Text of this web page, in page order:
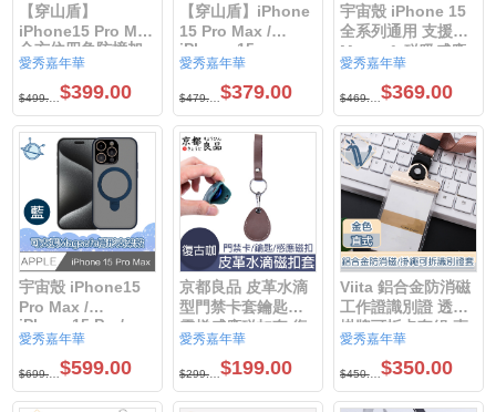
【穿山盾】
iPhone15 Pro Max
全方位四角防撞加
厚防滑手機殼
iPhone 15 Pro
Max / iPhone 15
Pro / iPhone 15
plus / iPhone 15
愛秀嘉年華
$499.00$399.00
【穿山盾】iPhone
15 Pro Max /
iPhone 15
Pro/iPhone
15plus / iPhone
15 高防護透明磨砂
TPU防摔手機殼 黑
色
愛秀嘉年華
$479.00 $379.00
宇宙殼 iPhone 15
全系列通用 支援
Magsafe磁吸感應
皮革卡套 赭紅
愛秀嘉年華
$469.00 $369.00
宇宙殼 iPhone15
Pro Max /
iPhone15 Pro/
iPhone15 Plus / 全
面防摔可支援
Magsafe隱形支架
保護殼 藍 /黑色
愛秀嘉年華
$699.00$599.00
京都良品 皮革水滴
型門禁卡套鑰匙扣
電梯感應磁扣套 復
古/ 藏藍/復古咖 /黑
色
愛秀嘉年華
$299.00 $199.00
Viita 鋁合金防消磁
工作證識別證 透明
掛牌可拆卡套組 直
金色
愛秀嘉年華
$450.00 $350.00